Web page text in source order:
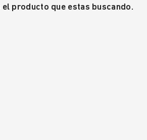
el producto que estas buscando.